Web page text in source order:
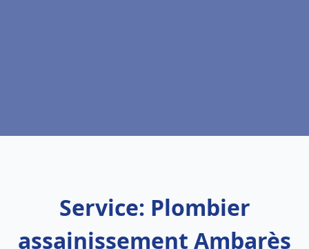
Service: Plombier
assainissement Ambarès